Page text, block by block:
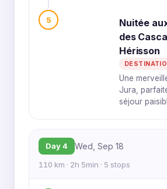
5
Nuitée
des
Hérisson
Une
Jura,
séjour
Day 4 Wed, Sep 18
110 km · 2h 5min · 5 stops